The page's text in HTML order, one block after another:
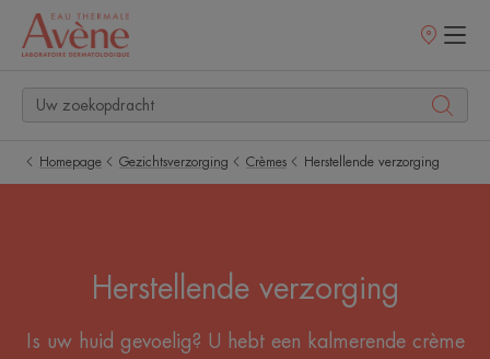
Homepage Gezichtsverzorging Crèmes Herstellende verzorging
Herstellende verzorging
Is uw huid gevoelig? U hebt een kalmerende crème